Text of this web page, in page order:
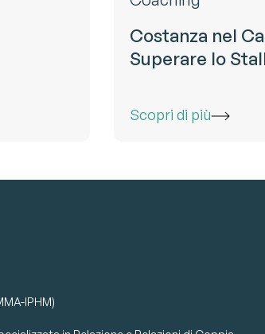
Costanza nel
Superare lo
Scopri di più
IPHM)